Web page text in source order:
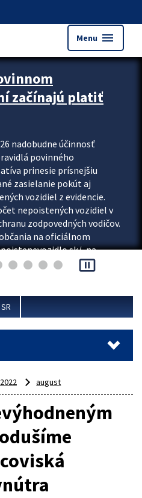
Menu menu
začínajú platiť
nadobudne účinnosť
povinného
prinesie prísnejšiu
zasielanie pokút aj
vozidiel z evidencie.
nepoistených vozidiel v
zodpovedných vodičov.
na oficiálnom
, na
aj možnosť overiť si...
pause_presentation
2022 august